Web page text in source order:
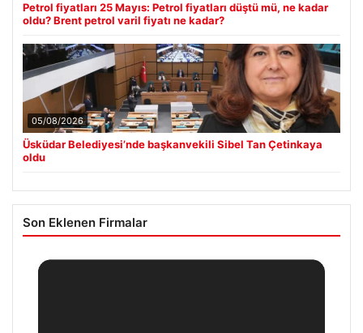
Petrol fiyatları 25 Mayıs: Petrol fiyatları düştü mü, ne kadar
oldu? Brent petrol varil fiyatı ne kadar?
05/08/2026
Üsküdar Belediyesi’nde başkanvekili Sibel Tan Çetinkaya
oldu
Son Eklenen Firmalar